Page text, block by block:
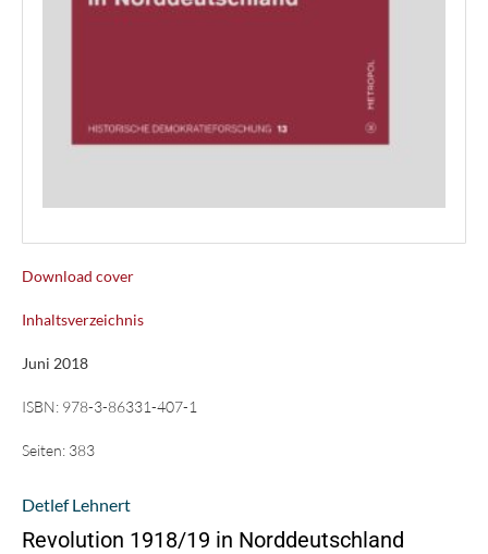
Download cover
Inhaltsverzeichnis
Juni 2018
ISBN: 978-3-86331-407-1
Seiten: 383
Detlef Lehnert
Revolution 1918/19 in Norddeutschland